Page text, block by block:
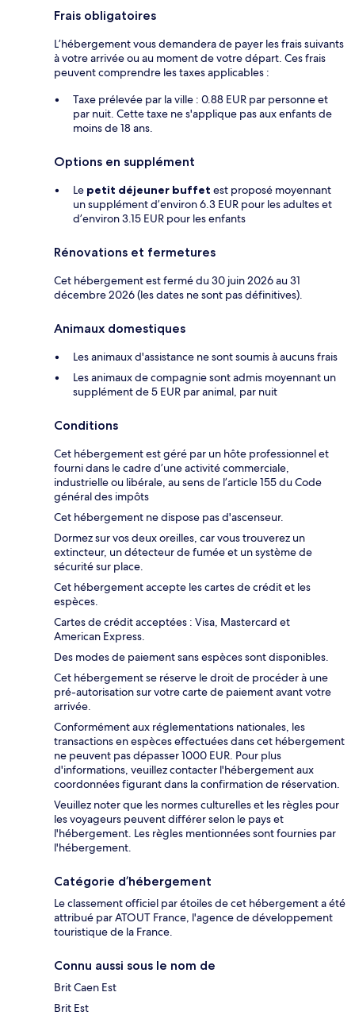
Frais obligatoires
L’hébergement vous demandera de payer les frais suivants
à votre arrivée ou au moment de votre départ. Ces frais
peuvent comprendre les taxes applicables :
Taxe prélevée par la ville : 0.88 EUR par personne et
par nuit. Cette taxe ne s'applique pas aux enfants de
moins de 18 ans.
Options en supplément
Le petit déjeuner buffet est proposé moyennant
un supplément d’environ 6.3 EUR pour les adultes et
d’environ 3.15 EUR pour les enfants
Rénovations et fermetures
Cet hébergement est fermé du 30 juin 2026 au 31
décembre 2026 (les dates ne sont pas définitives).
Animaux domestiques
Les animaux d'assistance ne sont soumis à aucuns frais
Les animaux de compagnie sont admis moyennant un
supplément de 5 EUR par animal, par nuit
Conditions
Cet hébergement est géré par un hôte professionnel et
fourni dans le cadre d’une activité commerciale,
industrielle ou libérale, au sens de l’article 155 du Code
général des impôts
Cet hébergement ne dispose pas d'ascenseur.
Dormez sur vos deux oreilles, car vous trouverez un
extincteur, un détecteur de fumée et un système de
sécurité sur place.
Cet hébergement accepte les cartes de crédit et les
espèces.
Cartes de crédit acceptées : Visa, Mastercard et
American Express.
Des modes de paiement sans espèces sont disponibles.
Cet hébergement se réserve le droit de procéder à une
pré-autorisation sur votre carte de paiement avant votre
arrivée.
Conformément aux réglementations nationales, les
transactions en espèces effectuées dans cet hébergement
ne peuvent pas dépasser 1000 EUR. Pour plus
d'informations, veuillez contacter l'hébergement aux
coordonnées figurant dans la confirmation de réservation.
Veuillez noter que les normes culturelles et les règles pour
les voyageurs peuvent différer selon le pays et
l'hébergement. Les règles mentionnées sont fournies par
l'hébergement.
Catégorie d’hébergement
Le classement officiel par étoiles de cet hébergement a été
attribué par ATOUT France, l'agence de développement
touristique de la France.
Connu aussi sous le nom de
Brit Caen Est
Brit Est